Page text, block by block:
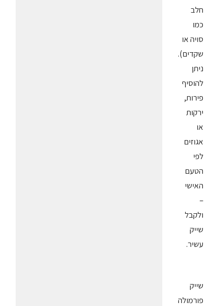
חלב
כמו
סויה או
שקדים).
ניתן
להוסיף
פירות,
ירקות
או
אגוזים
לפי
הטעם
האישי
–
ולקבל
שייק
עשיר.
שייק
פורמולה